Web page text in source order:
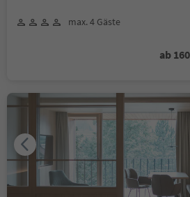
max. 4 Gäste
ab